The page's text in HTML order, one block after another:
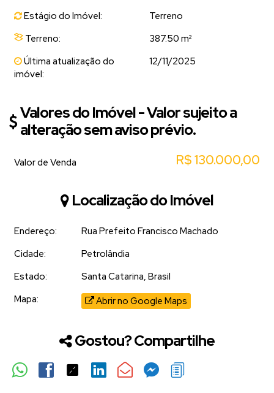
Estágio do Imóvel:
Terreno
Terreno:
387.50 m²
Última atualização do
imóvel:
12/11/2025
Valores do Imóvel - Valor sujeito a
alteração sem aviso prévio.
R$130.000,00
Valor de Venda
Localização do Imóvel
Endereço:
Rua Prefeito Francisco Machado
Cidade:
Petrolândia
Estado:
Santa Catarina, Brasil
Mapa:
Abrir no Google Maps
Gostou? Compartilhe